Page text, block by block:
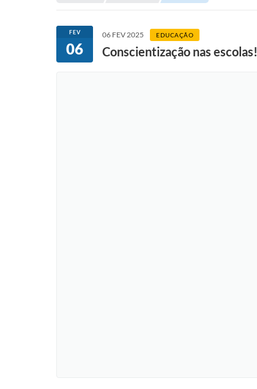
FEV
06
06 FEV 2025 EDUCAÇÃO
Conscientização nas escolas!